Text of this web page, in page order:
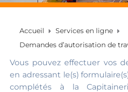
Accueil
Services en ligne
Demandes d’autorisation de
Vous pouvez effectuer vos
en adressant le(s)
complétés à la